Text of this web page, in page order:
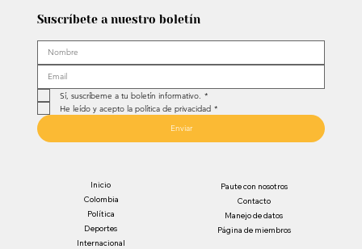
Suscríbete a nuestro boletín
Sí, suscríbeme a tu boletín informativo. *
He leído y acepto la política de privacidad *
Enviar
Inicio
Colombia
Política
Deportes
Internacional
Paute con nosotros
Contacto
Manejo de datos
Página de miembros